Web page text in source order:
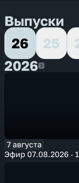
Выпуски
26
25
20262026
7 августа
Эфир 07.08.2026 ·